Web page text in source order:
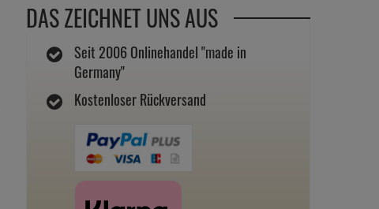
DAS ZEICHNET UNS AUS
Seit 2006 Onlinehandel "made in
Germany"
Kostenloser Rückversand